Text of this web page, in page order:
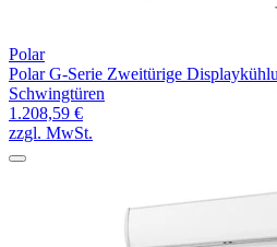
Polar
Polar G-Serie Zweitürige
Schwingtüren
1.208,59 €
zzgl. MwSt.